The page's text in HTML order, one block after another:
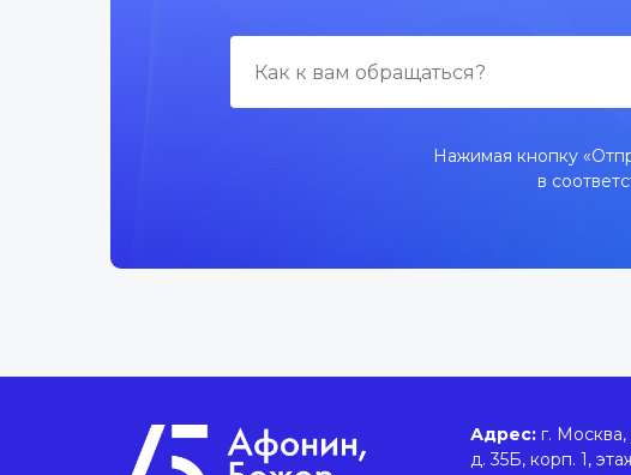
Нажимая кнопку
в
Адрес: г.
д. 35Б, корп. 1,